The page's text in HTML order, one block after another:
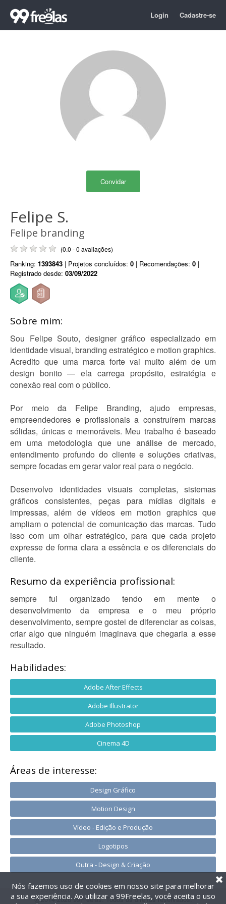
Login Cadastre-se
Convidar
Felipe S.
Felipe branding
(0.0 - 0 avaliações)
Ranking: 1393843 | Projetos concluídos: 0 | Recomendações: 0 |
Registrado desde: 03/09/2022
Sobre mim:
Sou Felipe Souto, designer gráfico especializado em
identidade visual, branding estratégico e motion graphics.
Acredito que uma marca forte vai muito além de um
design bonito — ela carrega propósito, estratégia e
conexão real com o público.
Por meio da Felipe Branding, ajudo empresas,
empreendedores e profissionais a construírem marcas
sólidas, únicas e memoráveis. Meu trabalho é baseado
em uma metodologia que une análise de mercado,
entendimento profundo do cliente e soluções criativas,
sempre focadas em gerar valor real para o negócio.
Desenvolvo identidades visuais completas, sistemas
gráficos consistentes, peças para mídias digitais e
impressas, além de vídeos em motion graphics que
ampliam o potencial de comunicação das marcas. Tudo
isso com um olhar estratégico, para que cada projeto
expresse de forma clara a essência e os diferenciais do
cliente.
Resumo da experiência profissional:
sempre fui organizado tendo em mente o
desenvolvimento da empresa e o meu próprio
desenvolvimento, sempre gostei de diferenciar as coisas,
criar algo que ninguém imaginava que chegaria a esse
resultado.
Habilidades:
Adobe After Effects
Adobe Illustrator
Adobe Photoshop
Cinema 4D
Áreas de interesse:
Design Gráfico
Motion Design
Vídeo - Edição e Produção
Logotipos
Outra - Design & Criação
@2014-2026 99Freelas. Todos os direitos reservados.
Nós fazemos uso de cookies em nosso site para melhorar
a sua experiência. Ao utilizar a 99Freelas, você aceita o uso